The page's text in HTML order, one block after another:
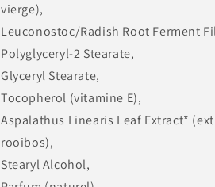
vierge),
Leuconostoc/Radish Root Ferment
Polyglyceryl-2 Stearate,
Glyceryl Stearate,
Tocopherol (vitamine E),
Aspalathus Linearis Leaf Extract*
rooibos),
Stearyl Alcohol,